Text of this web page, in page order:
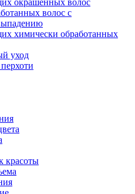
окрашенных волос
волос с
химически обработанных
уход
красоты